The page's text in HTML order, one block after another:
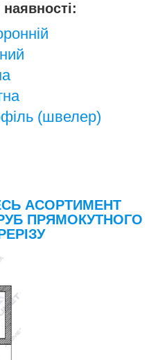
(швелер)
АСОРТИМЕНТ
ПРЯМОКУТНОГО